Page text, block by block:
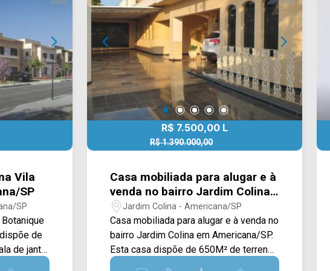
com
e um
> 05
01 social;
a
acesso a
Pague
equipe e
e
mudança!
agende a sua visita!! WhatsApp e
Telefone Arbix: (19) 3475-4546 ARBIX
IMÓVEIS - Presente em cada mudança!
Vila
SP
SP
de jantar
e
R$ 7.500,00 L
R$ 1.390.000,00
Casa mobiliada para alugar e à
venda no bairro Jardim Colina
em Americana/SP
Jardim Colina - Americana/SP
Casa mobiliada para alugar e à venda no
bairro Jardim Colina em Americana/SP.
Esta casa dispõe de 650M² de terreno
e 334M² de construção, contando com